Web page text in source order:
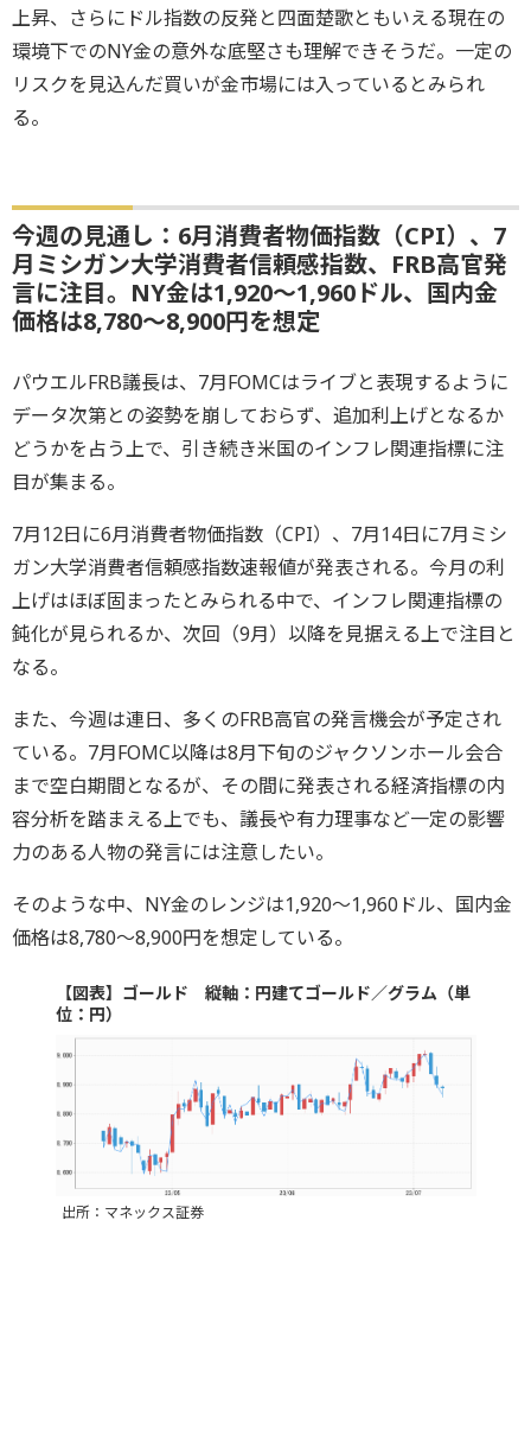
上昇、さらにドル指数の反発と四面楚歌ともいえる現在の
環境下でのNY金の意外な底堅さも理解できそうだ。一定の
リスクを見込んだ買いが金市場には入っているとみられ
る。
今週の見通し：6月消費者物価指数（CPI）、7
月ミシガン大学消費者信頼感指数、FRB高官発
言に注目。NY金は1,920～1,960ドル、国内金
価格は8,780～8,900円を想定
パウエルFRB議長は、7月FOMCはライブと表現するように
データ次第との姿勢を崩しておらず、追加利上げとなるか
どうかを占う上で、引き続き米国のインフレ関連指標に注
目が集まる。
7月12日に6月消費者物価指数（CPI）、7月14日に7月ミシ
ガン大学消費者信頼感指数速報値が発表される。今月の利
上げはほぼ固まったとみられる中で、インフレ関連指標の
鈍化が見られるか、次回（9月）以降を見据える上で注目と
なる。
また、今週は連日、多くのFRB高官の発言機会が予定され
ている。7月FOMC以降は8月下旬のジャクソンホール会合
まで空白期間となるが、その間に発表される経済指標の内
容分析を踏まえる上でも、議長や有力理事など一定の影響
力のある人物の発言には注意したい。
そのような中、NY金のレンジは1,920～1,960ドル、国内金
価格は8,780～8,900円を想定している。
【図表】ゴールド 縦軸：円建てゴールド／グラム（単
位：円）
出所：マネックス証券